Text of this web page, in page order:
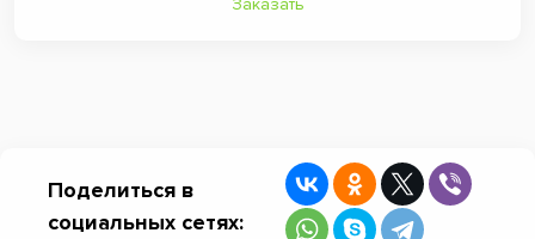
Заказать
Поделиться в
социальных сетях: